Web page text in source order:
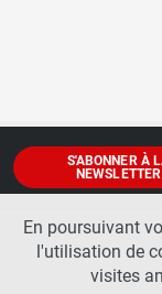
S'ABONNER À
NEWSLETTER
En poursuivant
l'utilisation de
visites